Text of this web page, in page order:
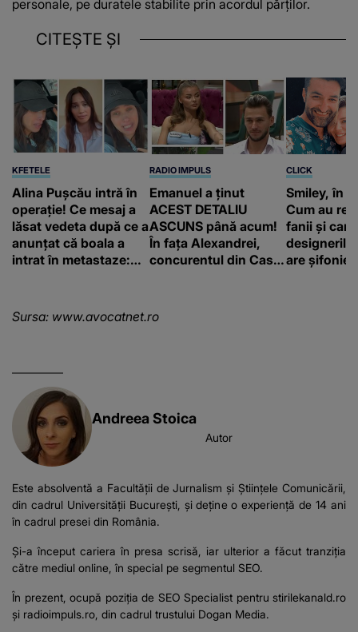
personale, pe duratele stabilite prin acordul părților.
CITEȘTE ȘI
KFETELE
Alina Pușcău intră în
operație! Ce mesaj a
lăsat vedeta după ce a
anunțat că boala a
intrat în metastaze:
RADIO IMPULS
Emanuel a ținut
ACEST DETALIU
ASCUNS până acum!
În fața Alexandrei,
concurentul din Casa
NEAȘTEPTATĂ despre
CLICK
Smiley, în
Cum au
fanii și
are
Sursa: www.avocatnet.ro
Andreea Stoica
Autor
Este absolventă a Facultății de Jurnalism și Științele Comunicării,
din cadrul Universității București, şi deţine o experienţă de 14 ani
în cadrul presei din România.
Şi-a început cariera în presa scrisă, iar ulterior a făcut tranziţia
către mediul online, în special pe segmentul SEO.
În prezent, ocupă poziţia de SEO Specialist pentru stirilekanald.ro
şi radioimpuls.ro , din cadrul trustului Dogan Media.